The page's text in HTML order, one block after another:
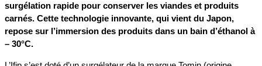
surgélation rapide pour conserver les viandes et produits
carnés. Cette technologie innovante, qui vient du Japon,
repose sur l’immersion des produits dans un bain d’éthanol à
– 30°C.